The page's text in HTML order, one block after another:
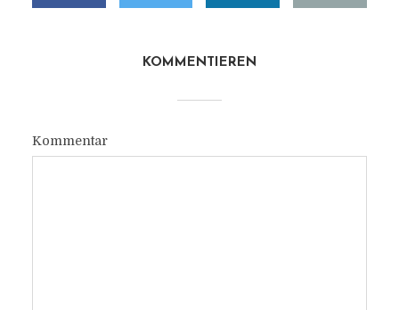
KOMMENTIEREN
Kommentar